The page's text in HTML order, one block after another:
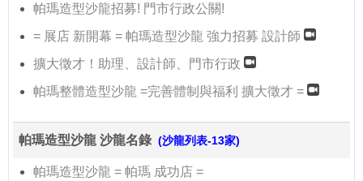
帕瑪造型沙龍招募! 門市行政公關!
= 展店 新開幕 = 帕瑪造型沙龍 強力招募 設計師
擴大徵才！助理、設計師、門市行政
帕瑪整體造型沙龍 =完善體制與福利 擴大徵才 =
帕瑪造型沙龍 沙龍名錄 (沙龍列表-13家)
帕瑪造型沙龍 = 帕瑪 成功店 =